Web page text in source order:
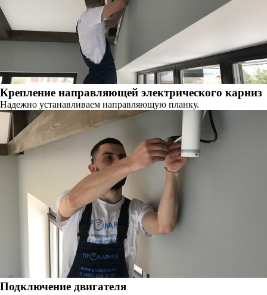
Крепление направляющей электрического карниз
Надежно устанавливаем направляющую планку.
Подключение двигателя